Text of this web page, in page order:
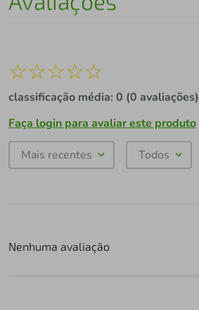
☆☆☆☆☆
classificação média: 0 (0 avaliações)
Faça login para avaliar este produto
Mais recentes Todos
Nenhuma avaliação